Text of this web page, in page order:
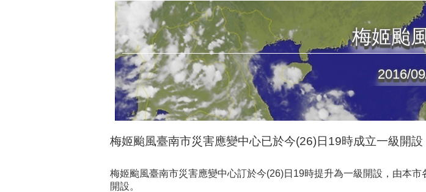
梅姬颱
2016/
梅姬颱風臺南市災害應變中心已於今(26)日19時成立一級開設
梅姬颱風臺南市災害應變中心訂於今(26)日19時提升為一級開設，由本
開設。